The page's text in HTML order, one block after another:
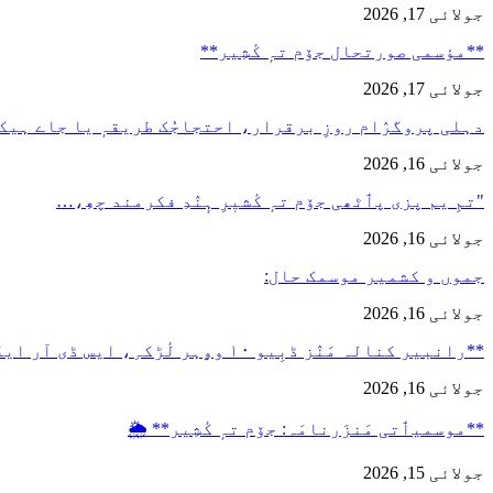
جولائی 17, 2026
**مؤسمی صورتحال جۆم تہٕ کٔشِیر**
جولائی 17, 2026
دہلی پروگرٛام روزِ برقرار، احتجاجُک طریقہٕ یا جاے
جولائی 16, 2026
"تمِ یم پزی پٲٹھی جۆم تہٕ کٔشیٖرِ ہٕنٛدِ فکرمند چھِ،…
جولائی 16, 2026
جموں و کشمیر موسمک حال:
جولائی 16, 2026
**رانبیر کنالہ مَنٛز ڈبِیو ۱۰ وۄہر لٔڑکہِ، ایس ڈی آر ایفَن…
جولائی 16, 2026
**موسمیٲتی مَنزَرنامَہ: جۆم تہٕ کٔشِیر** 🌦️
جولائی 15, 2026